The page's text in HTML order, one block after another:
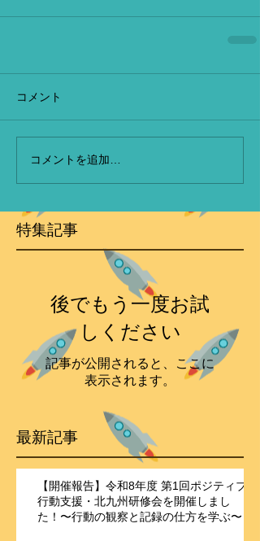
コメント
コメントを追加…
特集記事
後でもう一度お試
しください
記事が公開されると、ここに
表示されます。
最新記事
【開催報告】令和8年度 第1回ポジティブ
行動支援・北九州研修会を開催しまし
た！〜行動の観察と記録の仕方を学ぶ〜